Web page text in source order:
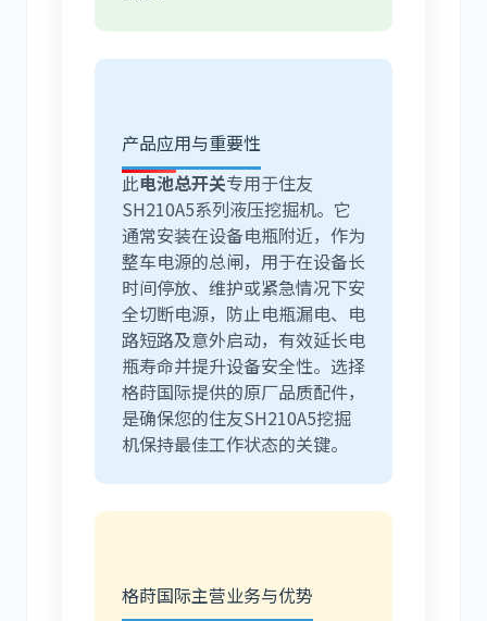
产品应用与重要性
此电池总开关专用于住友
SH210A5系列液压挖掘机。它
通常安装在设备电瓶附近，作为
整车电源的总闸，用于在设备长
时间停放、维护或紧急情况下安
全切断电源，防止电瓶漏电、电
路短路及意外启动，有效延长电
瓶寿命并提升设备安全性。选择
格莳国际提供的原厂品质配件，
是确保您的住友SH210A5挖掘
机保持最佳工作状态的关键。
格莳国际主营业务与优势